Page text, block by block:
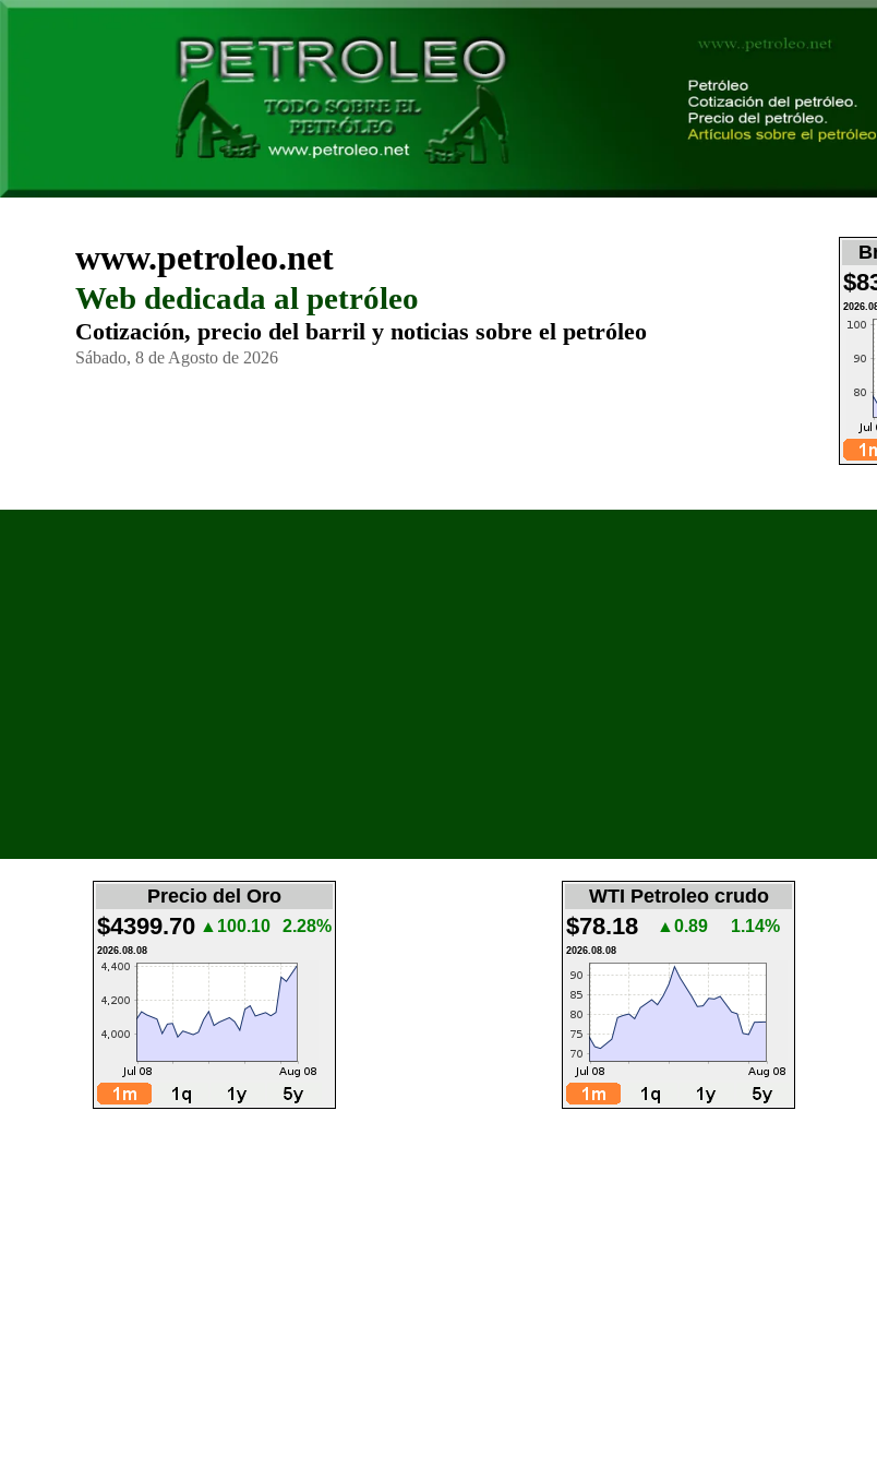
www.petroleo.net
Web dedicada al petróleo
Cotización, precio del barril y noticias sobre el petróleo
Sábado, 8 de Agosto de 2026
Precio del Oro
$4399.70 ▲100.10 2.28%
2026.08.08
WTI Petroleo crudo
$78.18 ▲0.89 1.14%
2026.08.08